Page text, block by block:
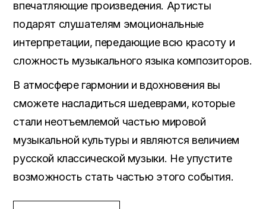
впечатляющие произведения. Артисты
подарят слушателям эмоциональные
интерпретации, передающие всю красоту и
сложность музыкального языка композиторов.
В атмосфере гармонии и вдохновения вы
сможете насладиться шедеврами, которые
стали неотъемлемой частью мировой
музыкальной культуры и являются величием
русской классической музыки. Не упустите
возможность стать частью этого события.